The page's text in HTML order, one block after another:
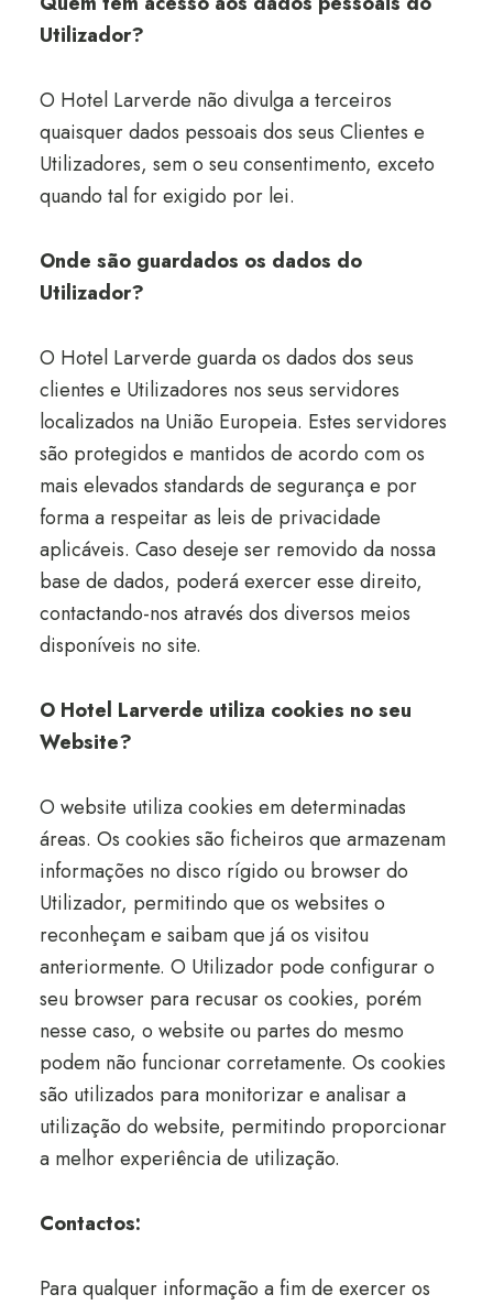
Utilizador?
O Hotel Larverde não divulga a terceiros
quaisquer dados pessoais dos seus Clientes e
Utilizadores, sem o seu consentimento, exceto
quando tal for exigido por lei.
Onde são guardados os dados do
Utilizador?
O Hotel Larverde guarda os dados dos seus
clientes e Utilizadores nos seus servidores
localizados na União Europeia. Estes servidores
são protegidos e mantidos de acordo com os
mais elevados standards de segurança e por
forma a respeitar as leis de privacidade
aplicáveis. Caso deseje ser removido da nossa
base de dados, poderá exercer esse direito,
contactando-nos através dos diversos meios
disponíveis no site.
O Hotel Larverde utiliza cookies no seu
Website?
O website utiliza cookies em determinadas
áreas. Os cookies são ficheiros que armazenam
informações no disco rígido ou browser do
Utilizador, permitindo que os websites o
reconheçam e saibam que já os visitou
anteriormente. O Utilizador pode configurar o
seu browser para recusar os cookies, porém
nesse caso, o website ou partes do mesmo
podem não funcionar corretamente. Os cookies
são utilizados para monitorizar e analisar a
utilização do website, permitindo proporcionar
a melhor experiência de utilização.
Contactos:
Para qualquer informação a fim de exercer os